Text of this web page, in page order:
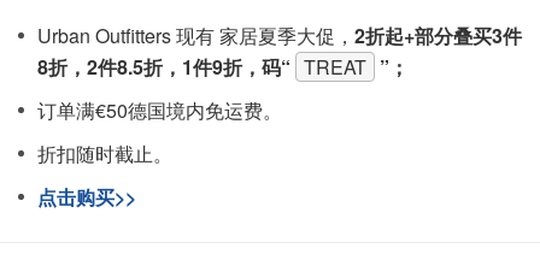
Urban Outfitters 现有 家居夏季大促， 2折起+部分叠买3件
8折，2件8.5折，1件9折，码“ TREAT ”；
订单满€50德国境内免运费。
折扣随时截止。
点击购买>>